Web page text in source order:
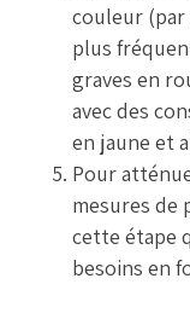
couleur (par
plus
graves en
avec des
en jaune et
Pour
mesures de
cette étape
besoins en